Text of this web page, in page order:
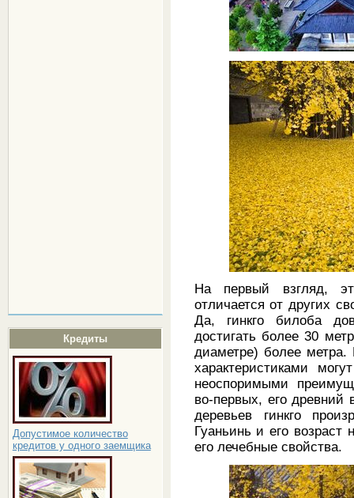
Кредиты
Допустимое количество
кредитов у одного заемщика
На первый взгляд,
отличается от других
Да, гинкго билоба
достигать более 30
диаметре) более
характеристиками
неоспоримыми
во-первых, его древний
деревьев гинкго
Гуаньинь и его возраст
его лечебные свойства.